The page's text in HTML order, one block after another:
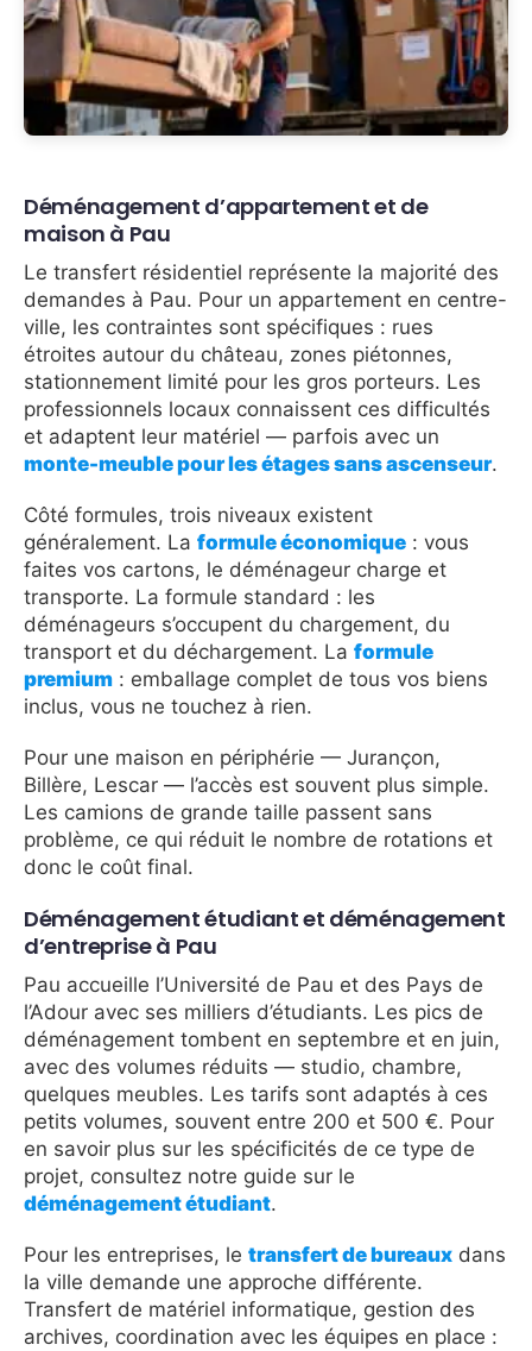
Déménagement d’appartement et de
maison à Pau
Le transfert résidentiel représente la majorité des
demandes à Pau. Pour un appartement en centre-
ville, les contraintes sont spécifiques : rues
étroites autour du château, zones piétonnes,
stationnement limité pour les gros porteurs. Les
professionnels locaux connaissent ces difficultés
et adaptent leur matériel — parfois avec un
monte-meuble pour les étages sans ascenseur.
Côté formules, trois niveaux existent
généralement. La formule économique : vous
faites vos cartons, le déménageur charge et
transporte. La formule standard : les
déménageurs s’occupent du chargement, du
transport et du déchargement. La formule
premium : emballage complet de tous vos biens
inclus, vous ne touchez à rien.
Pour une maison en périphérie — Jurançon,
Billère, Lescar — l’accès est souvent plus simple.
Les camions de grande taille passent sans
problème, ce qui réduit le nombre de rotations et
donc le coût final.
Déménagement étudiant et déménagement
d’entreprise à Pau
Pau accueille l’Université de Pau et des Pays de
l’Adour avec ses milliers d’étudiants. Les pics de
déménagement tombent en septembre et en juin,
avec des volumes réduits — studio, chambre,
quelques meubles. Les tarifs sont adaptés à ces
petits volumes, souvent entre 200 et 500 €. Pour
en savoir plus sur les spécificités de ce type de
projet, consultez notre guide sur le
déménagement étudiant.
Pour les entreprises, le transfert de bureaux dans
la ville demande une approche différente.
Transfert de matériel informatique, gestion des
archives, coordination avec les équipes en place :